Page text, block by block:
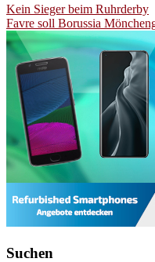
Beitragsnavigation
Kein Sieger beim Ruhrderby
Favre soll Borussia
Suchen